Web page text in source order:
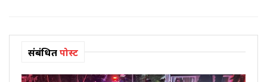
संबंधितपोस्ट